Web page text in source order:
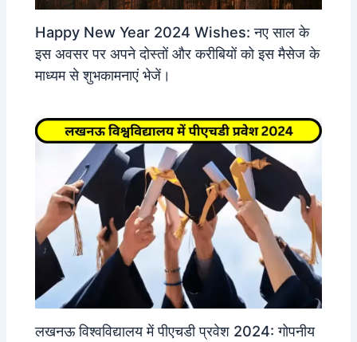
Happy New Year 2024 Wishes: नए साल के
इस अवसर पर अपने दोस्तों और करीबियों को इस मैसेज के
माध्यम से शुभकामनाएं भेजें।
लखनऊ विश्वविद्यालय में पीएचडी प्रवेश 2024: गोपनीय